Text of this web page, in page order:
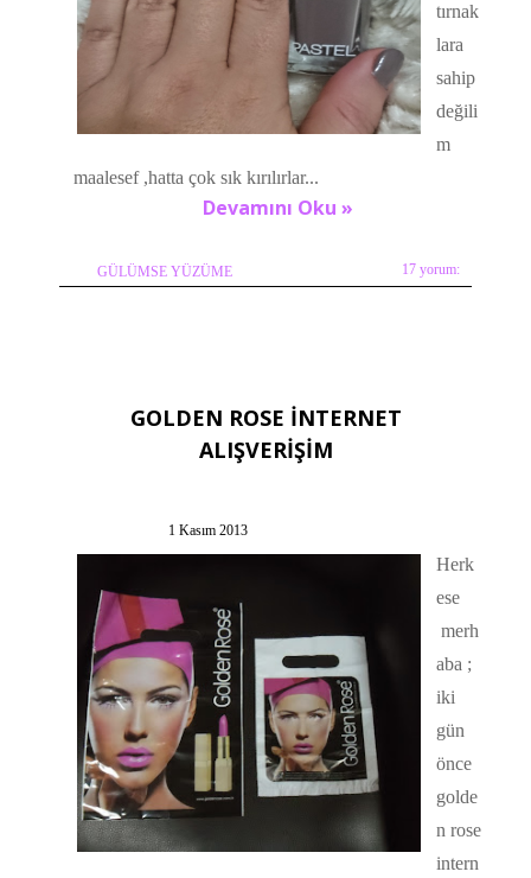
tırnak
lara
sahip
değili
m
maalesef ,hatta çok sık kırılırlar...
Devamını Oku »
GÜLÜMSE YÜZÜME 17 yorum:
GOLDEN ROSE İNTERNET
ALIŞVERİŞİM
1 Kasım 2013
Herk
ese
merh
aba ;
iki
gün
önce
golde
n rose
intern